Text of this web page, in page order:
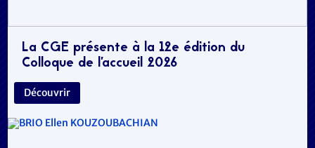
La CGE présente à la 12e édition du
Colloque de l’accueil 2026
Découvrir